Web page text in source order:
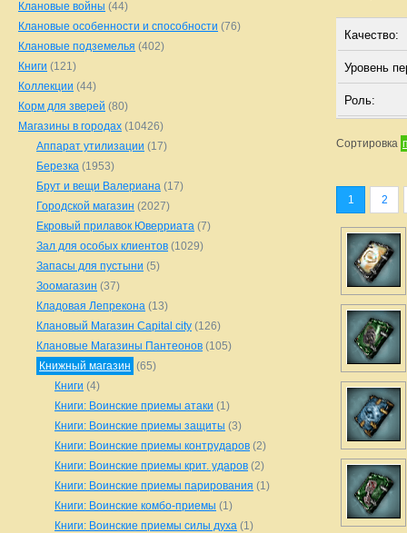
Качество:
Уровень
Роль:
Сортировка
1 2
Клановые войны (44)
Клановые особенности и способности (76)
Клановые подземелья (402)
Книги (121)
Коллекции (44)
Корм для зверей (80)
Магазины в городах (10426)
Аппарат утилизации (17)
Березка (1953)
Брут и вещи Валериана (17)
Городской магазин (2027)
Екровый прилавок Юверриата (7)
Зал для особых клиентов (1029)
Запасы для пустыни (5)
Зоомагазин (37)
Кладовая Лепрекона (13)
Клановый Магазин Capital city (126)
Клановые Магазины Пантеонов (105)
Книжный магазин (65)
Книги (4)
Книги: Воинские приемы атаки (1)
Книги: Воинские приемы защиты (3)
Книги: Воинские приемы контрударов (2)
Книги: Воинские приемы крит. ударов (2)
Книги: Воинские приемы парирования (1)
Книги: Воинские комбо-приемы (1)
Книги: Воинские приемы силы духа (1)